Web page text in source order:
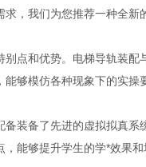
，我们为您推荐一种全新
点和优势。电梯导轨装
够模仿各种现象下的实
装备了先进的虚拟拟真
能够提升学生的学*效果和